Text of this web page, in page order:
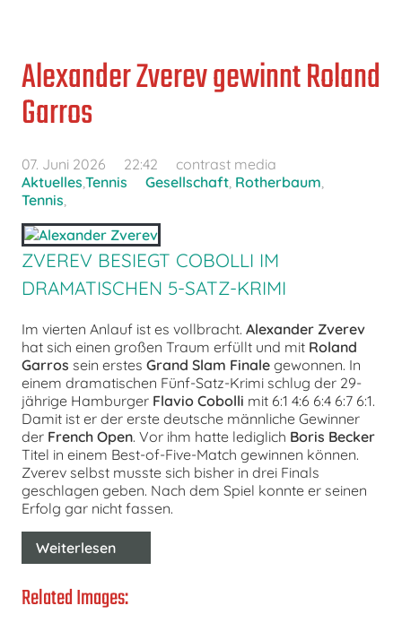
Alexander Zverev gewinnt Roland
Garros
07. Juni 2026 22:42
contrast media
Aktuelles Tennis Gesellschaft Rotherbaum
Tennis
ZVEREV BESIEGT COBOLLI IM
DRAMATISCHEN 5-SATZ-KRIMI
Im vierten Anlauf ist es vollbracht. Alexander Zverev
hat sich einen großen Traum erfüllt und mit Roland
Garros sein erstes Grand Slam Finale gewonnen. In
einem dramatischen Fünf-Satz-Krimi schlug der 29-
jährige Hamburger Flavio Cobolli mit 6:1 4:6 6:4 6:7 6:1.
Damit ist er der erste deutsche männliche Gewinner
der French Open. Vor ihm hatte lediglich Boris Becker
Titel in einem Best-of-Five-Match gewinnen können.
Zverev selbst musste sich bisher in drei Finals
geschlagen geben. Nach dem Spiel konnte er seinen
Erfolg gar nicht fassen.
Weiterlesen
Related Images: